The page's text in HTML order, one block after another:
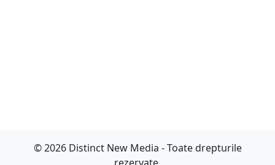
© 2026 Distinct New Media - Toate drepturile